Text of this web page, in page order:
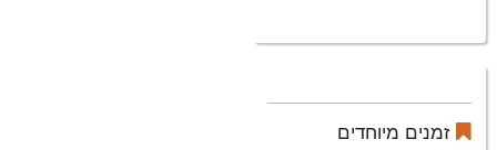
זמנים מיוחדים